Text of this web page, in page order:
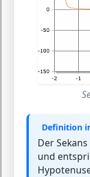
Definition
DerSekans
und